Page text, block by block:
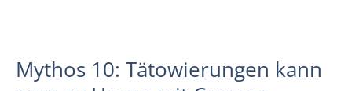
Mythos 10: Tätowierungen kann